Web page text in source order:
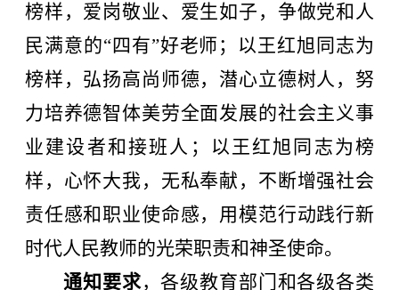
榜样，爱岗敬业、爱生如子，争做党和人
民满意的“四有”好老师；以王红旭同志为
榜样，弘扬高尚师德，潜心立德树人，努
力培养德智体美劳全面发展的社会主义事
业建设者和接班人；以王红旭同志为榜
样，心怀大我，无私奉献，不断增强社会
责任感和职业使命感，用模范行动践行新
时代人民教师的光荣职责和神圣使命。
通知要求，各级教育部门和各级各类